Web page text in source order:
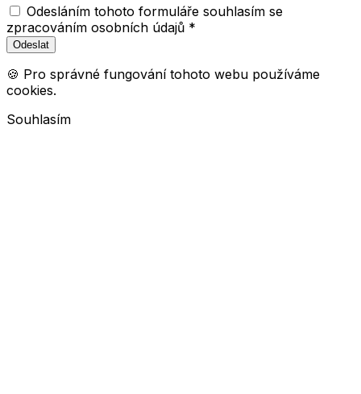
Odesláním tohoto formuláře souhlasím se
zpracováním osobních údajů *
🍪 Pro správné fungování tohoto webu používáme
cookies.
Souhlasím